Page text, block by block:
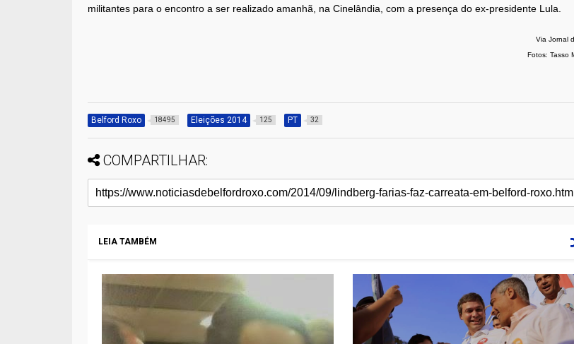
militantes para o encontro a ser realizado amanhã, na Cinelândia, com a presença do ex-presidente Lula.
Via Jornal
Fotos: Tasso
Belford Roxo 18495 Eleições 2014 125 PT 32
COMPARTILHAR:
LEIA TAMBÉM